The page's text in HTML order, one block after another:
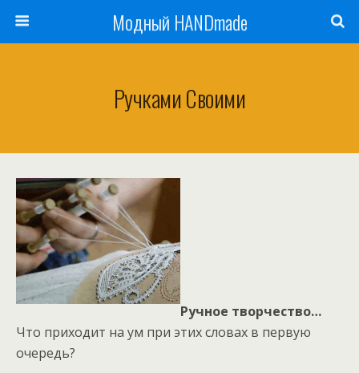
Модный HANDmade
Ручками Своими
Ручное творчество…
Что приходит на ум при этих словах в первую
очередь?